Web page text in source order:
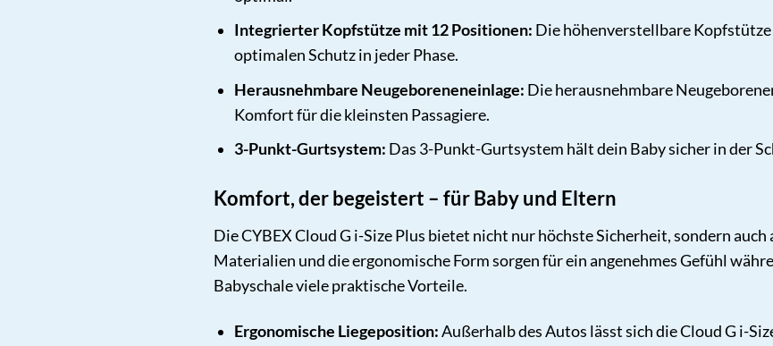
Integrierter Kopfstütze mit 12 Positionen: Die höhenverstellbare Kopfstütze
optimalen Schutz in jeder Phase.
Herausnehmbare Neugeboreneneinlage: Die herausnehmbare
Komfort für die kleinsten Passagiere.
3-Punkt-Gurtsystem: Das 3-Punkt-Gurtsystem hält dein Baby sicher in der
Komfort, der begeistert – für Baby und Eltern
Die CYBEX Cloud G i-Size Plus bietet nicht nur höchste Sicherheit, sondern
Materialien und die ergonomische Form sorgen für ein angenehmes Gefühl
Babyschale viele praktische Vorteile.
Ergonomische Liegeposition:Außerhalb des Autos lässt sich die Cloud G i-